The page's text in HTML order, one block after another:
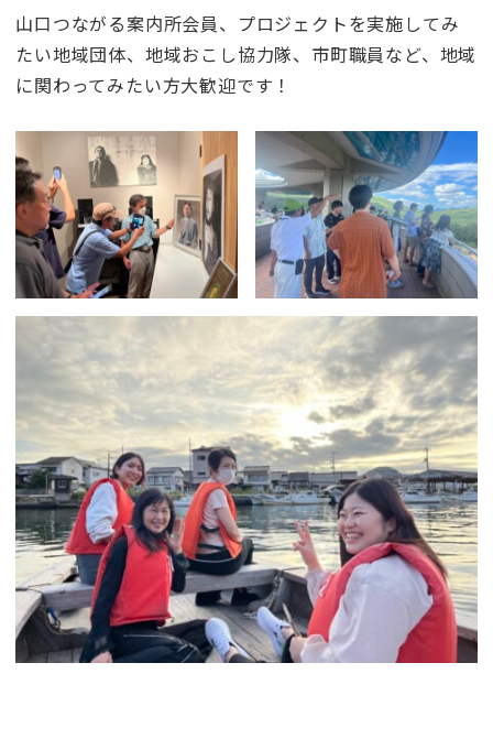
山口つながる案内所会員、プロジェクトを実施してみ
たい地域団体、地域おこし協力隊、市町職員など、地域
に関わってみたい方大歓迎です！